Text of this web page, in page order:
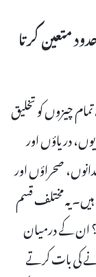
متعین کرتا
چیزوں کو تخلیق
دریاؤں اور
صحراؤں اور
یہ مختلف قسم
ان کے درمیان
کی بات کرتے